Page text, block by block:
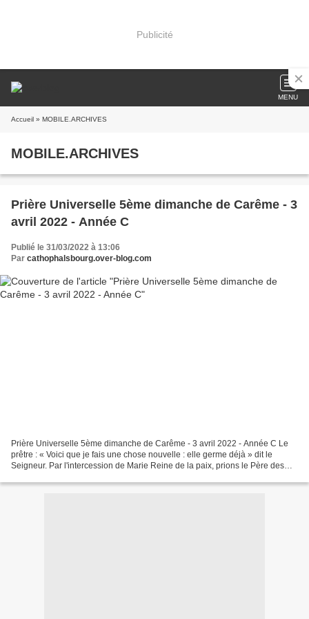
Publicité
MENU
Accueil » MOBILE.ARCHIVES
MOBILE.ARCHIVES
Prière Universelle 5ème dimanche de Carême - 3
avril 2022 - Année C
Publié le 31/03/2022 à 13:06
Par cathophalsbourg.over-blog.com
Prière Universelle 5ème dimanche de Carême - 3 avril 2022 - Année C Le
prêtre : « Voici que je fais une chose nouvelle : elle germe déjà » dit le
Seigneur. Par l'intercession de Marie Reine de la paix, prions le Père des